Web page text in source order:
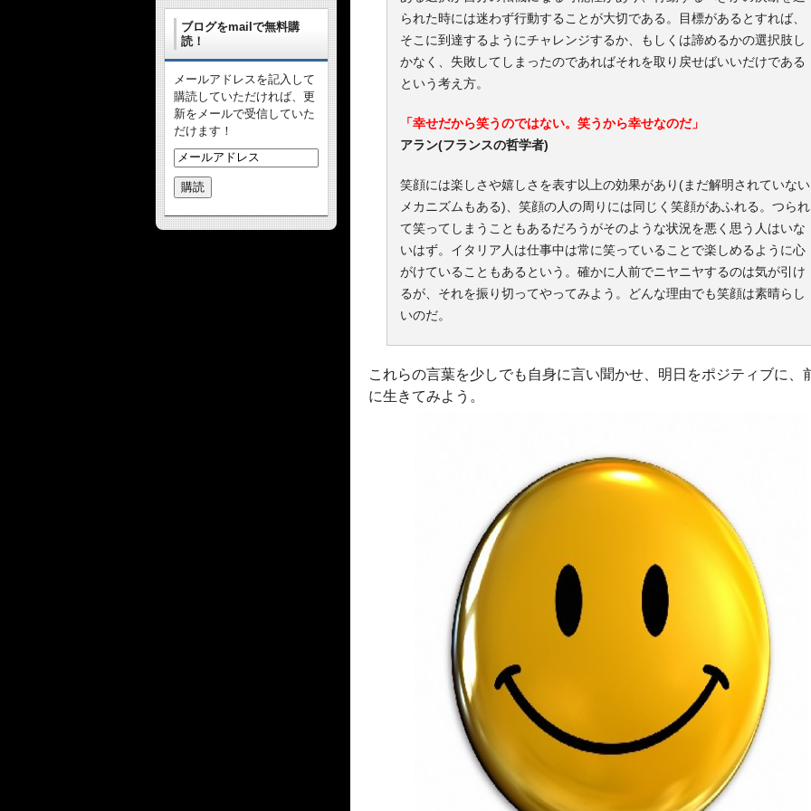
られた時には迷わず行動することが大切である。目標があるとすれば、
そこに到達するようにチャレンジするか、もしくは諦めるかの選択肢し
かなく、失敗してしまったのであればそれを取り戻せばいいだけである
という考え方。
「幸せだから笑うのではない。笑うから幸せなのだ」
アラン(フランスの哲学者)
笑顔には楽しさや嬉しさを表す以上の効果があり(まだ解明されていない
メカニズムもある)、笑顔の人の周りには同じく笑顔があふれる。つられ
て笑ってしまうこともあるだろうがそのような状況を悪く思う人はいな
いはず。イタリア人は仕事中は常に笑っていることで楽しめるように心
がけていることもあるという。確かに人前でニヤニヤするのは気が引け
るが、それを振り切ってやってみよう。どんな理由でも笑顔は素晴らし
いのだ。
これらの言葉を少しでも自身に言い聞かせ、明日をポジティブに、
に生きてみよう。
ブログをmailで無料購
読！
メールアドレスを記入して
購読していただければ、更
新をメールで受信していた
だけます！